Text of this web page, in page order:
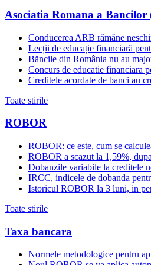
Asociatia Romana a Bancilor
Conducerea ARB rămâne
Lecții de educație financiară
Băncile din România nu au
Concurs de educatie financiara
Creditele acordate de banci au
Toate stirile
ROBOR
ROBOR: ce este, cum se
ROBOR a scazut la 1,59%,
Dobanzile variabile la creditele
IRCC, indicele de dobanda
Istoricul ROBOR la 3 luni, in
Toate stirile
Taxa bancara
Normele metodologice pentru